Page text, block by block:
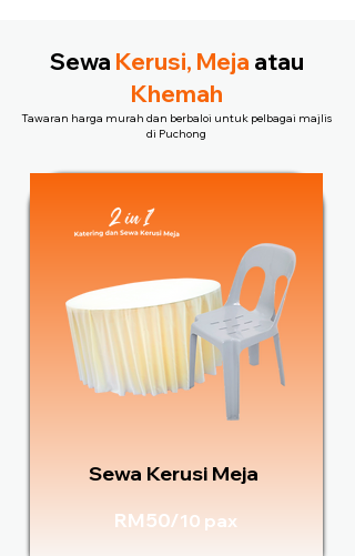
Sewa Kerusi, Meja atau
Khemah
Tawaran harga murah dan berbaloi untuk pelbagai majlis
di Puchong
Sewa Kerusi Meja
RM50/10 pax